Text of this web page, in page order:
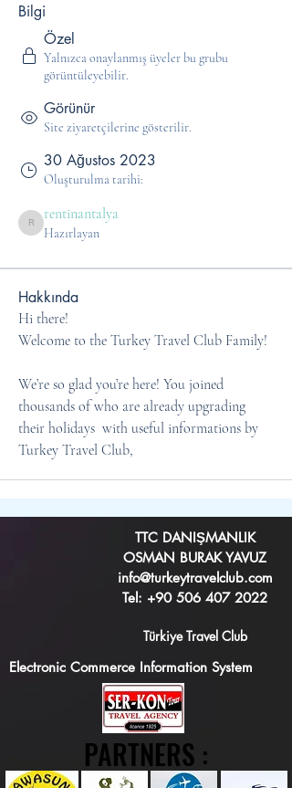
Bilgi
Özel
Yalnızca onaylanmış üyeler bu grubu
görüntüleyebilir.
Görünür
Site ziyaretçilerine gösterilir.
30 Ağustos 2023
Oluşturulma tarihi:
rentinantalya
rentinantalya
Hazırlayan
Hakkında
Hi there!
Welcome to the Turkey Travel Club Family!
We’re so glad you’re here! You joined
thousands of who are already upgrading
their holidays  with useful informations by
Turkey Travel Club,
TTC DANIŞMANLIK
OSMAN BURAK YAVUZ
info@turkeytravelclub.com
Tel: +90 506 407 2022
Türkiye Travel Club
Electronic Commerce Information System
PARTNERS :
PARTNERS :